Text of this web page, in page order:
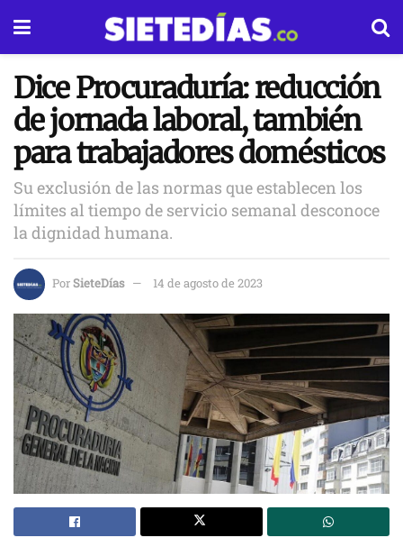
Dice Procuraduría: reducción
de jornada laboral, también
para trabajadores domésticos
Su exclusión de las normas que establecen los
límites al tiempo de servicio semanal desconoce
la dignidad humana.
PorSieteDías 14 de agosto de 2023